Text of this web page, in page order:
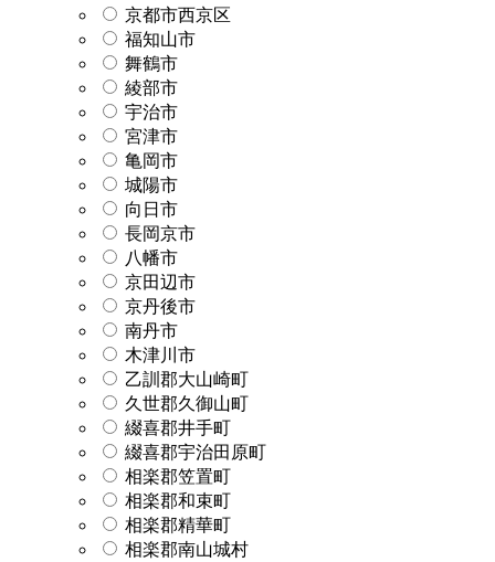
京都市西京区
福知山市
舞鶴市
綾部市
宇治市
宮津市
亀岡市
城陽市
向日市
長岡京市
八幡市
京田辺市
京丹後市
南丹市
木津川市
乙訓郡大山崎町
久世郡久御山町
綴喜郡井手町
綴喜郡宇治田原町
相楽郡笠置町
相楽郡和束町
相楽郡精華町
相楽郡南山城村